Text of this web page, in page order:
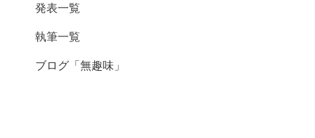
発表一覧
執筆一覧
ブログ「無趣味」